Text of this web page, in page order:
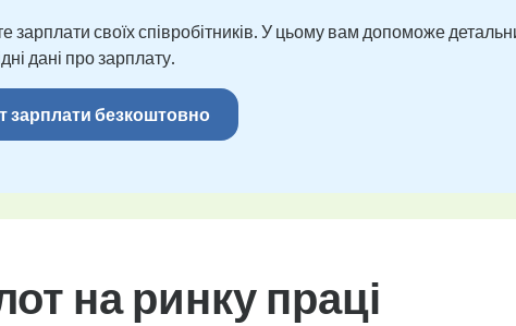
своїх співробітників. У цьому вам допоможе
дані про зарплату.
зарплати безкоштовно
на ринку праці